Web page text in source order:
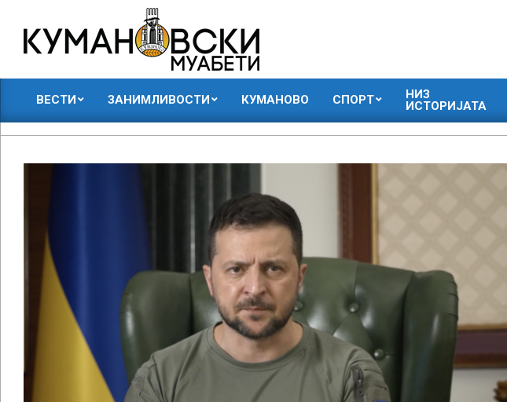
content
КУМАНОВСКИ
МУАБЕТИ
ВЕСТИ ЗАНИМЛИВОСТИ КУМАНОВО СПОРТ
НИЗ
ИСТОРИЈАТА